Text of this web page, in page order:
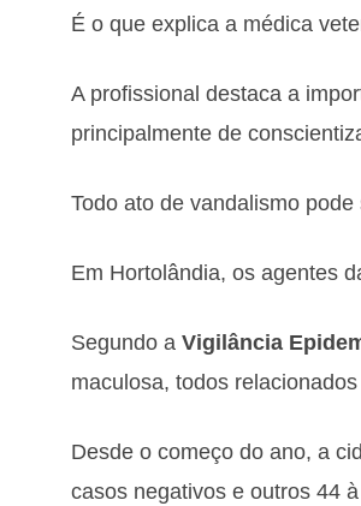
É o que explica a médica
A profissional destaca a
principalmente de
Todo ato de vandalismo
Em Hortolândia, os agentes
Segundo a Vigilância
maculosa, todos
Desde o começo do ano, a
casos negativos e outros 44